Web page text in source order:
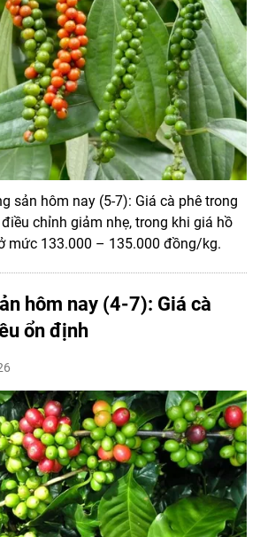
sản hôm nay (5-7): Giá cà phê trong
chỉnh giảm nhẹ, trong khi giá hồ
mức 133.000 – 135.000 đồng/kg.
hôm nay (4-7): Giá cà
ổn định